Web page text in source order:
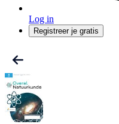
Log in
Registreer je gratis